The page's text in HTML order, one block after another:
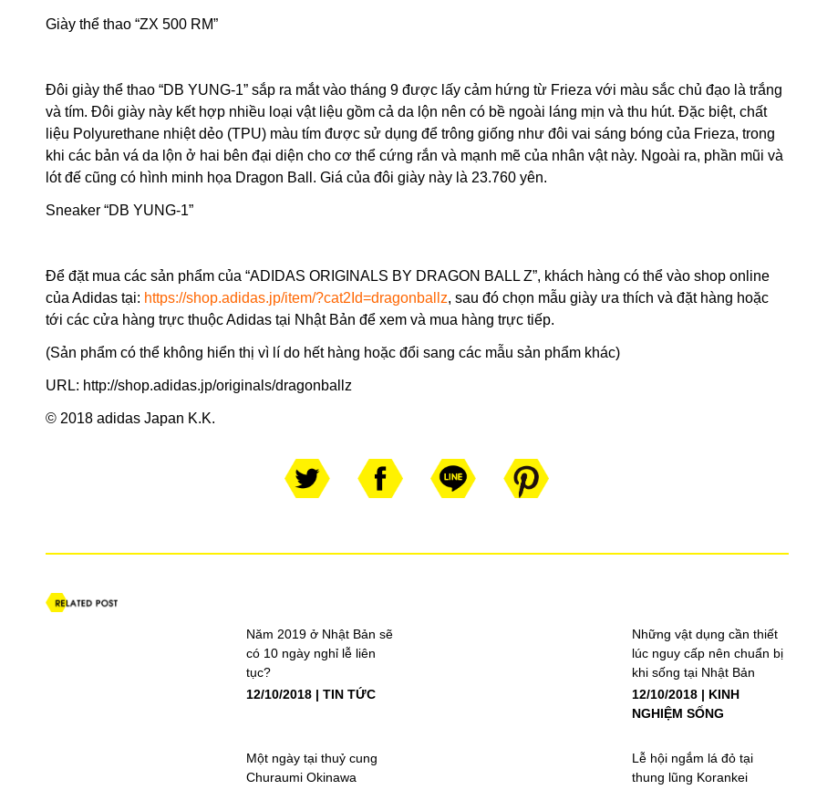
Giày thể thao “ZX 500 RM”
Đôi giày thể thao “DB YUNG-1” sắp ra mắt vào tháng 9 được lấy cảm hứng từ Frieza với màu sắc chủ đạo là trắng
và tím. Đôi giày này kết hợp nhiều loại vật liệu gồm cả da lộn nên có bề ngoài láng mịn và thu hút. Đặc biệt, chất
liệu Polyurethane nhiệt dẻo (TPU) màu tím được sử dụng để trông giống như đôi vai sáng bóng của Frieza, trong
khi các bản vá da lộn ở hai bên đại diện cho cơ thể cứng rắn và mạnh mẽ của nhân vật này. Ngoài ra, phần mũi và
lót đế cũng có hình minh họa Dragon Ball. Giá của đôi giày này là 23.760 yên.
Sneaker “DB YUNG-1”
Để đặt mua các sản phẩm của “ADIDAS ORIGINALS BY DRAGON BALL Z”, khách hàng có thể vào shop online
của Adidas tại: https://shop.adidas.jp/item/?cat2Id=dragonballz, sau đó chọn mẫu giày ưa thích và đặt hàng hoặc
tới các cửa hàng trực thuộc Adidas tại Nhật Bản để xem và mua hàng trực tiếp.
(Sản phẩm có thể không hiển thị vì lí do hết hàng hoặc đổi sang các mẫu sản phẩm khác)
URL: http://shop.adidas.jp/originals/dragonballz
© 2018 adidas Japan K.K.
Năm 2019 ở Nhật Bản sẽ
có 10 ngày nghỉ lễ liên
tục?
12/10/2018
TIN TỨC
Những vật dụng cần thiết
lúc nguy cấp nên chuẩn bị
khi sống tại Nhật Bản
12/10/2018
KINH
NGHIỆM SỐNG
Một ngày tại thuỷ cung
Churaumi Okinawa
Lễ hội ngắm lá đỏ tại
thung lũng Korankei